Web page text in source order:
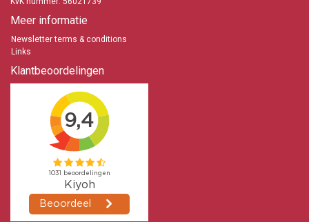
Meer informatie
Newsletter terms & conditions
Links
Klantbeoordelingen